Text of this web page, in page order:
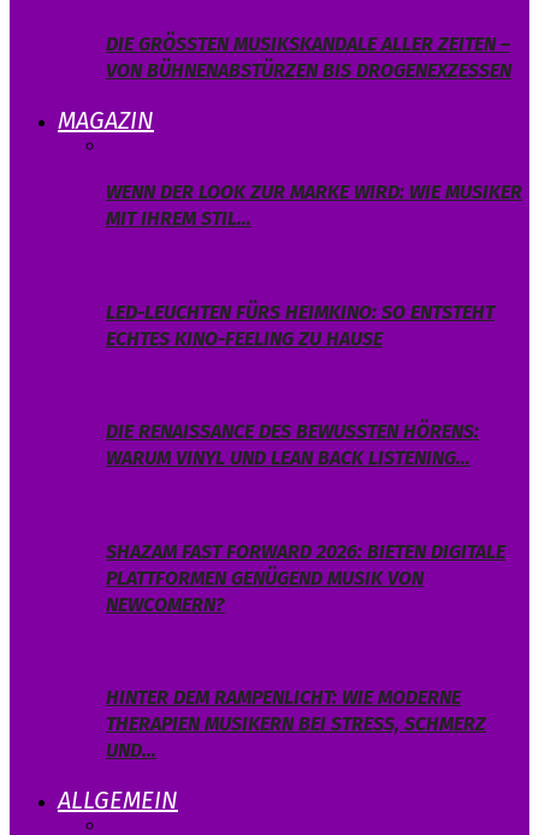
DIE GRÖSSTEN MUSIKSKANDALE ALLER ZEITEN – V
ON BÜHNENABSTÜRZEN BIS DROGENEXZESSEN
MAGAZIN
WENN DER LOOK ZUR MARKE WIRD: WIE MUSIKER
MIT IHREM STIL…
LED-LEUCHTEN FÜRS HEIMKINO: SO ENTSTEHT
ECHTES KINO-FEELING ZU HAUSE
DIE RENAISSANCE DES BEWUSSTEN HÖRENS:
WARUM VINYL UND LEAN BACK LISTENING…
SHAZAM FAST FORWARD 2026: BIETEN DIGITALE
PLATTFORMEN GENÜGEND MUSIK VON
NEWCOMERN?
HINTER DEM RAMPENLICHT: WIE MODERNE
THERAPIEN MUSIKERN BEI STRESS, SCHMERZ
UND…
ALLGEMEIN